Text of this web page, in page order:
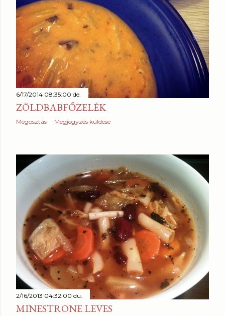
6/17/2014 08:35:00 de.
ZÖLDBABFŐZELÉK
Megosztás Megjegyzés küldése
2/16/2013 04:32:00 du.
MINESTRONE LEVES